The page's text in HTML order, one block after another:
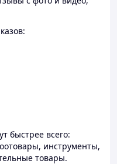
быстрее всего:
инструменты,
товары.